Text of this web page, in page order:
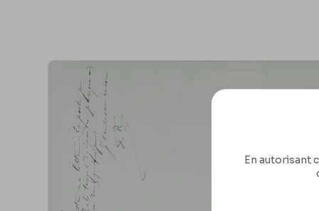
En autorisant